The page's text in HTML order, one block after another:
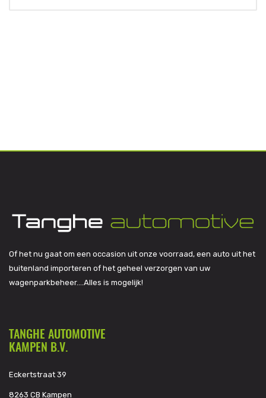
Of het nu gaat om een occasion uit onze voorraad, een auto uit het
buitenland importeren of het geheel verzorgen van uw
wagenparkbeheer….Alles is mogelijk!
TANGHE AUTOMOTIVE
KAMPEN B.V.
Eckertstraat 39
8263 CB Kampen